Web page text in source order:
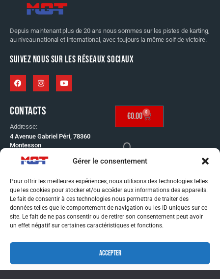
Gérer le consentement
Pour offrir les meilleures expériences, nous utilisons des technologies telles
que les cookies pour stocker et/ou accéder aux informations des appareils.
Le fait de consentir à ces technologies nous permettra de traiter des
données telles que le comportement de navigation ou les ID uniques sur ce
site. Le fait de ne pas consentir ou de retirer son consentement peut avoir
un effet négatif sur certaines caractéristiques et fonctions.
ACCEPTER
Depuis maintenant plus de 20 ans nous sommes sur les pistes de karting,
au niveau national et international, avec toujours la même soif de victoire.
SUIVEZ NOUS SUR LES RÉSEAUX SOCIAUX
CONTACTS
Addresse:
4 Avenue Gabriel Péri, 78360
Montesson
Telephone:
01 30 53 65 60
Email:
info@mgt-distribution.fr
CONDITIONS GÉNÉRAL
DE VENTE
MENTIONS LÉGALES
MENTIONS LÉGALES
€0.00 0
SE CONNECTER